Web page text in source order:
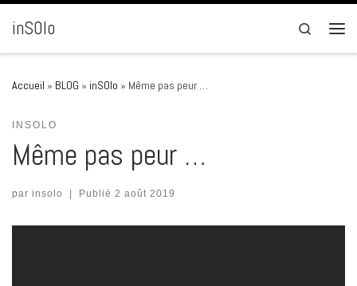
Passer au contenu
inSOlo
Search
Accueil » BLOG » inSOlo » Même pas peur …
INSOLO
Même pas peur …
par insolo | Publié 2 août 2019